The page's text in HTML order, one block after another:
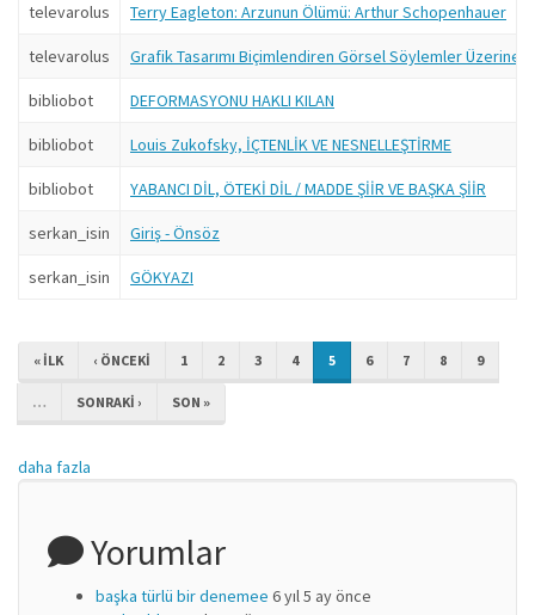
televarolus Terry Eagleton: Arzunun Ölümü: Arthur Schopenhauer
televarolus Grafik Tasarımı Biçimlendiren Görsel Söylemler Üzerine
bibliobot DEFORMASYONU HAKLI KILAN
bibliobot Louis Zukofsky, İÇTENLİK VE NESNELLEŞTİRME
bibliobot YABANCI DİL, ÖTEKİ DİL / MADDE ŞİİR VE BAŞKA ŞİİR
serkan_isin Giriş - Önsöz
serkan_isin GÖKYAZI
« ILK ‹ ÖNCEKI 1 2 3 4 5 6 7 8 9
… SONRAKI › SON »
daha fazla
Yorumlar
başka türlü bir denemee 6 yıl 5 ay önce